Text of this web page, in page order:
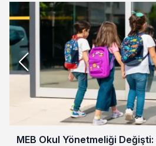
MEB Okul Yönetmeliği